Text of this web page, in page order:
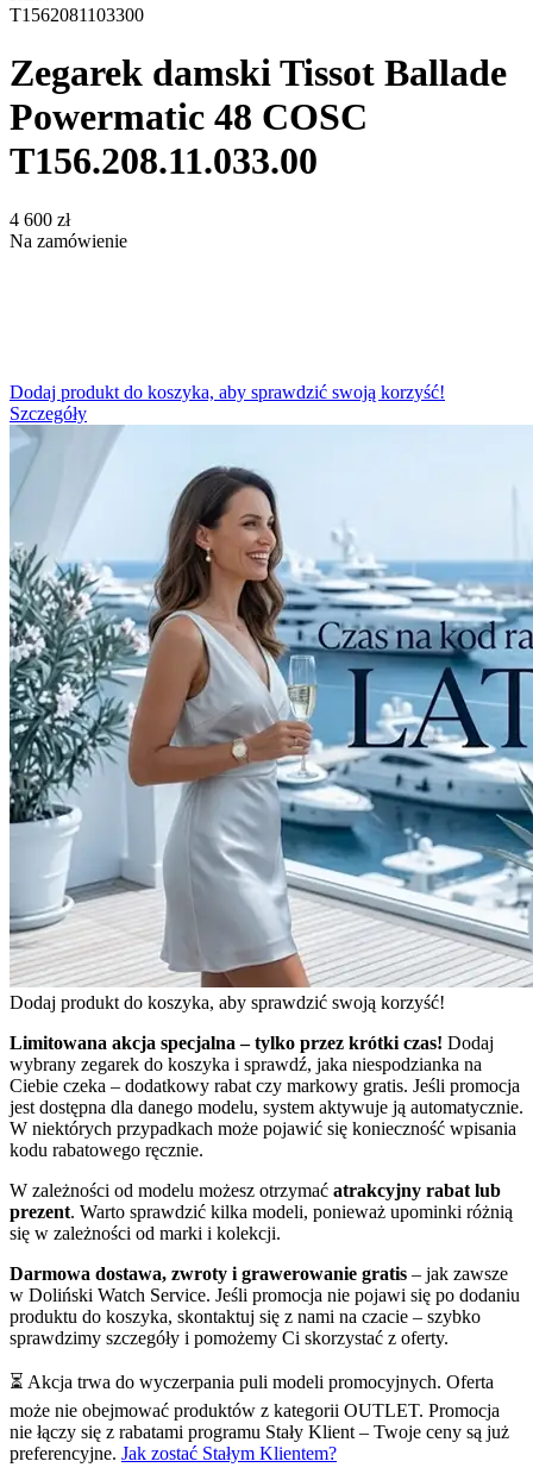
T1562081103300
Zegarek damski Tissot Ballade
Powermatic 48 COSC
T156.208.11.033.00
‍4 600‍ zł
Na zamówienie
Dodaj produkt do koszyka, aby sprawdzić swoją korzyść!
Szczegóły
Dodaj produkt do koszyka, aby sprawdzić swoją korzyść!
Limitowana akcja specjalna – tylko przez krótki czas! Dodaj
wybrany zegarek do koszyka i sprawdź, jaka niespodzianka na
Ciebie czeka – dodatkowy rabat czy markowy gratis. Jeśli promocja
jest dostępna dla danego modelu, system aktywuje ją automatycznie.
W niektórych przypadkach może pojawić się konieczność wpisania
kodu rabatowego ręcznie.
W zależności od modelu możesz otrzymać atrakcyjny rabat lub
prezent. Warto sprawdzić kilka modeli, ponieważ upominki różnią
się w zależności od marki i kolekcji.
Darmowa dostawa, zwroty i grawerowanie gratis – jak zawsze
w Doliński Watch Service. Jeśli promocja nie pojawi się po dodaniu
produktu do koszyka, skontaktuj się z nami na czacie – szybko
sprawdzimy szczegóły i pomożemy Ci skorzystać z oferty.
⏳ Akcja trwa do wyczerpania puli modeli promocyjnych. Oferta
może nie obejmować produktów z kategorii OUTLET. Promocja
nie łączy się z rabatami programu Stały Klient – Twoje ceny są już
preferencyjne. Jak zostać Stałym Klientem?